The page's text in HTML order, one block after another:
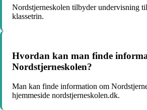
Nordstjerneskolen tilbyder undervisning
klassetrin.
Hvordan kan man finde
Nordstjerneskolen?
Man kan finde information om
hjemmeside nordstjerneskolen.dk.